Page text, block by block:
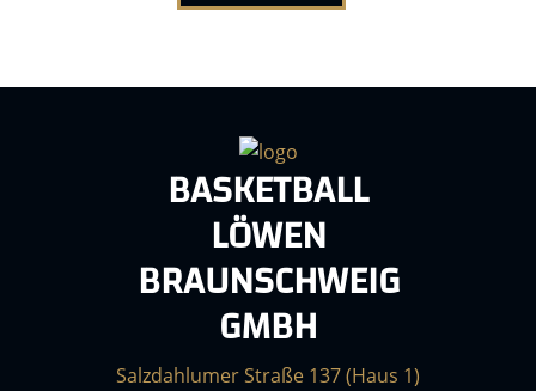
BASKETBALL
LÖWEN
BRAUNSCHWEIG
GMBH
Salzdahlumer Straße 137 (Haus 1)